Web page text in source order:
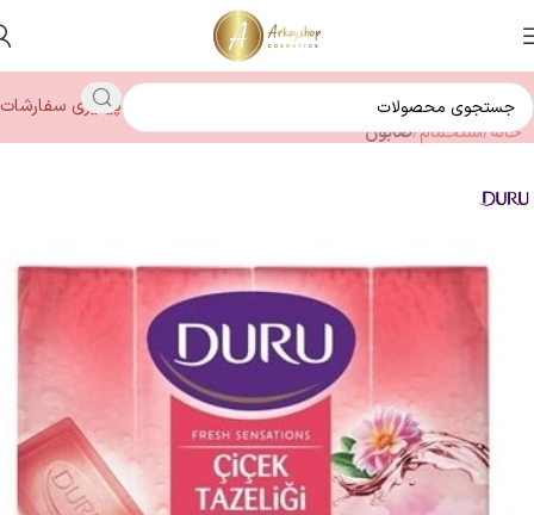
پیگیری سفارشات
خانه استحمام صابون